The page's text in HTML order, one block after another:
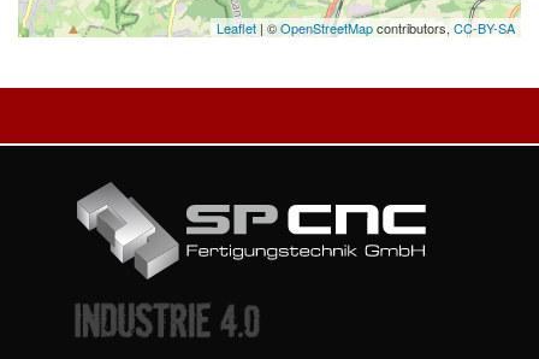
Leaflet | ©OpenStreetMapcontributors,CC-BY-SA